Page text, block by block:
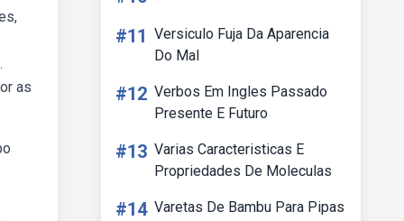
as
#11 Versiculo Fuja Da Aparencia
Do Mal
#12 Verbos Em Ingles Passado
Presente E Futuro
#13 Varias Caracteristicas E
Propriedades De Moleculas
#14 Varetas De Bambu Para Pipas